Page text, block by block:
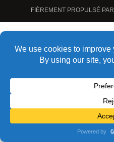
FIÈREMENT PROPULSÉ PAR